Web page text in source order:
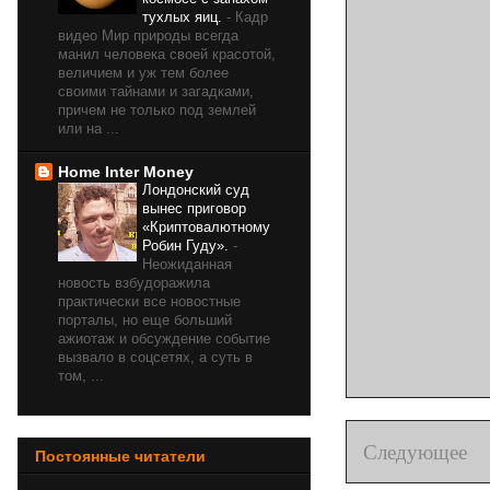
Следующее
тухлых яиц. - Кадр
видео Мир природы всегда
манил человека своей красотой,
величием и уж тем более
своими тайнами и загадками,
причем не только под землей
или на ...
Home Inter Money
Лондонский суд
вынес приговор
«Криптовалютному
Робин Гуду». -
Неожиданная
новость взбудоражила
практически все новостные
порталы, но еще больший
ажиотаж и обсуждение событие
вызвало в соцсетях, а суть в
том, ...
Постоянные читатели